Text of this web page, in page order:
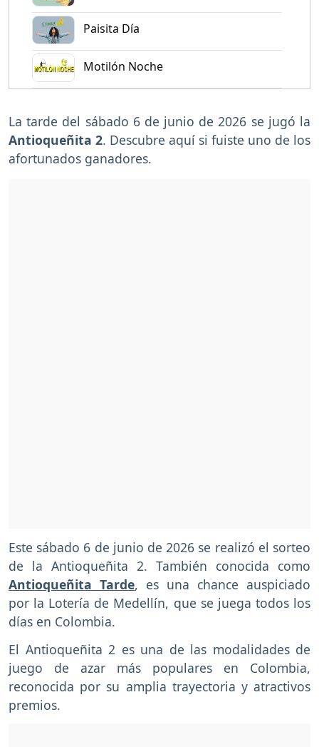
Paisita Día
Motilón Noche
La tarde del sábado 6 de junio de 2026 se jugó la
Antioqueñita 2. Descubre aquí si fuiste uno de los
afortunados ganadores.
Este sábado 6 de junio de 2026 se realizó el sorteo
de la Antioqueñita 2. También conocida como
Antioqueñita Tarde, es una chance auspiciado
por la Lotería de Medellín, que se juega todos los
días en Colombia.
El Antioqueñita 2 es una de las modalidades de
juego de azar más populares en Colombia,
reconocida por su amplia trayectoria y atractivos
premios.